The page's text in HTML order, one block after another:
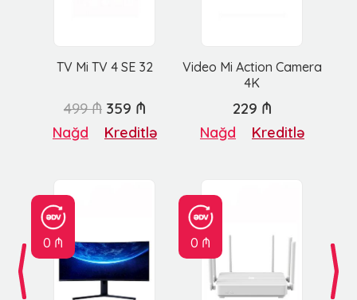
TV Mi TV 4 SE 32
Video Mi Action Camera
4K
499 ₼ 359 ₼
Nağd Kreditlə
229 ₼
Nağd Kreditlə
0 ₼ 0 ₼